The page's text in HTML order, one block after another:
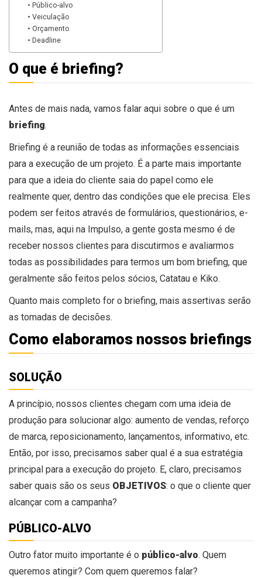
Público-alvo
Veiculação
Orçamento
Deadline
O que é briefing?
Antes de mais nada, vamos falar aqui sobre o que é um
briefing.
Briefing é a reunião de todas as informações essenciais
para a execução de um projeto. É a parte mais importante
para que a ideia do cliente saia do papel como ele
realmente quer, dentro das condições que ele precisa. Eles
podem ser feitos através de formulários, questionários, e-
mails, mas, aqui na Impulso, a gente gosta mesmo é de
receber nossos clientes para discutirmos e avaliarmos
todas as possibilidades para termos um bom briefing, que
geralmente são feitos pelos sócios, Catatau e Kiko.
Quanto mais completo for o briefing, mais assertivas serão
as tomadas de decisões.
Como elaboramos nossos briefings
SOLUÇÃO
A princípio, nossos clientes chegam com uma ideia de
produção para solucionar algo: aumento de vendas, reforço
de marca, reposicionamento, lançamentos, informativo, etc.
Então, por isso, precisamos saber qual é a sua estratégia
principal para a execução do projeto. E, claro, precisamos
saber quais são os seus OBJETIVOS: o que o cliente quer
alcançar com a campanha?
PÚBLICO-ALVO
Outro fator muito importante é o público-alvo. Quem
queremos atingir? Com quem queremos falar?